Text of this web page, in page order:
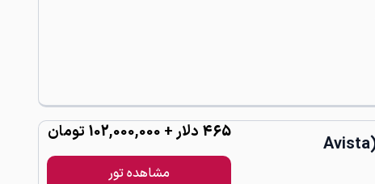
تور پوکت هتل آویستا هایدوی(Avista
465 دلار+ 102,000,000 تومان
مشاهده تور